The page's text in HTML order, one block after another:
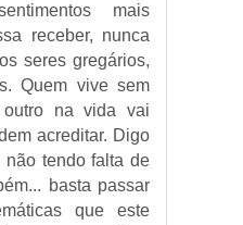
mais
receber, nunca
seres gregários,
Quem vive sem
na vida vai
acreditar. Digo
não tendo falta de
basta passar
que este